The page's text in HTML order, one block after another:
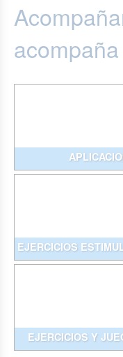
acompaña
EJERCICIOS
EJERCICIOS Y